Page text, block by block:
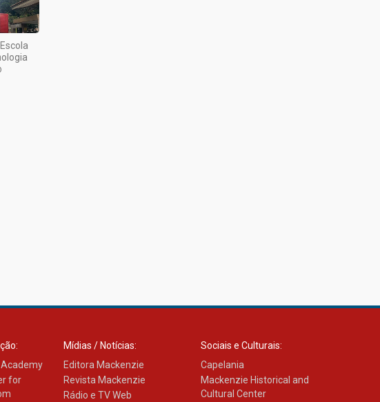
for
Mídias / Notícias:
Editora Mackenzie
Revista Mackenzie
Rádio e TV Web
Sociais e Culturais:
Capelania
Mackenzie Historical and
Cultural Center